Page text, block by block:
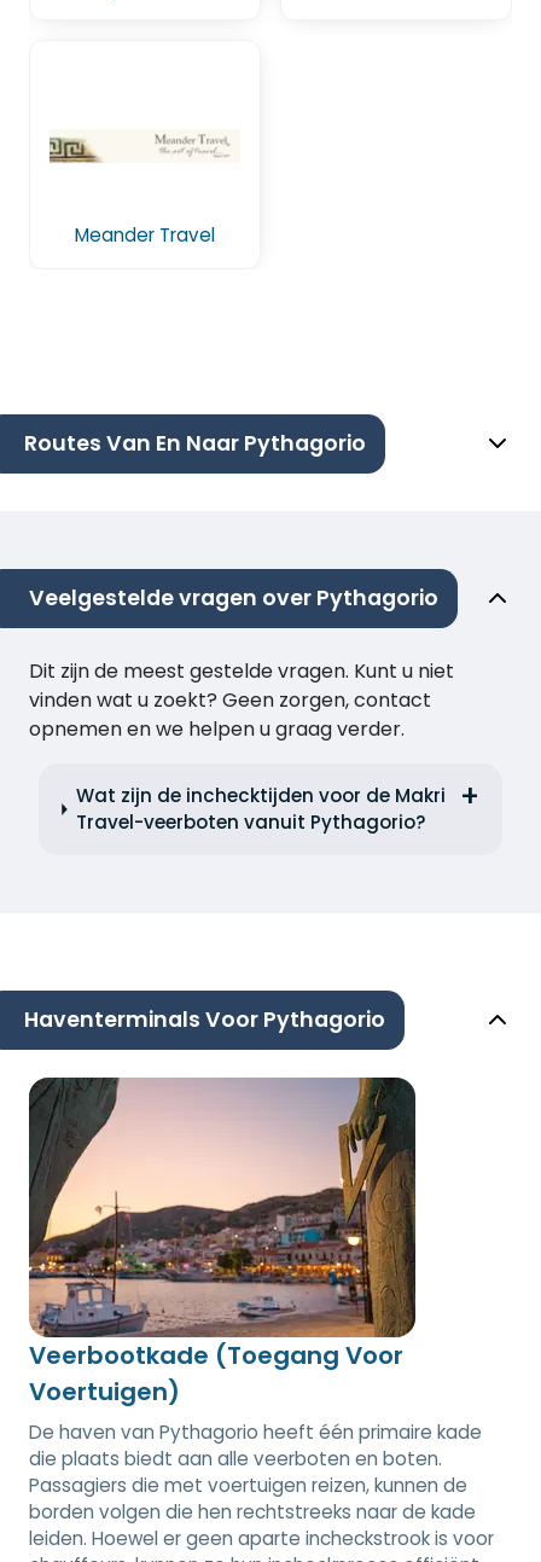
Meander Travel
Routes Van En Naar Pythagorio
Veelgestelde vragen over Pythagorio
Dit zijn de meest gestelde vragen. Kunt u niet
vinden wat u zoekt? Geen zorgen, contact
opnemen en we helpen u graag verder.
Wat zijn de inchecktijden voor de Makri
Travel-veerboten vanuit Pythagorio?
Haventerminals Voor Pythagorio
Veerbootkade (Toegang Voor
Voertuigen)
De haven van Pythagorio heeft één primaire kade
die plaats biedt aan alle veerboten en boten.
Passagiers die met voertuigen reizen, kunnen de
borden volgen die hen rechtstreeks naar de kade
leiden. Hoewel er geen aparte incheckstrook is voor